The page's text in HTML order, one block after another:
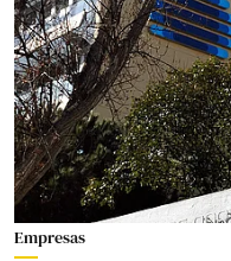
Empresas